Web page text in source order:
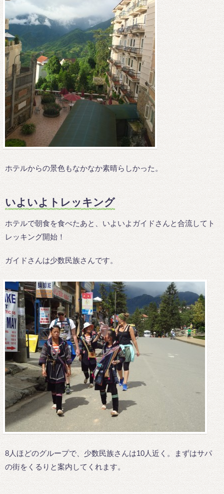
ホテルからの景色もなかなか素晴らしかった。
いよいよトレッキング
ホテルで朝食を食べたあと、いよいよガイドさんと合流してト
レッキング開始！
ガイドさんは少数民族さんです。
8人ほどのグループで、少数民族さんは10人近く。まずはサパ
の街をくるりと案内してくれます。